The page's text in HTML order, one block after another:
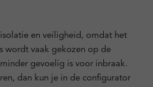
en veiligheid, omdat het
wordt vaak gekozen op de
gevoelig is voor inbraak.
dan kun je in de configurator